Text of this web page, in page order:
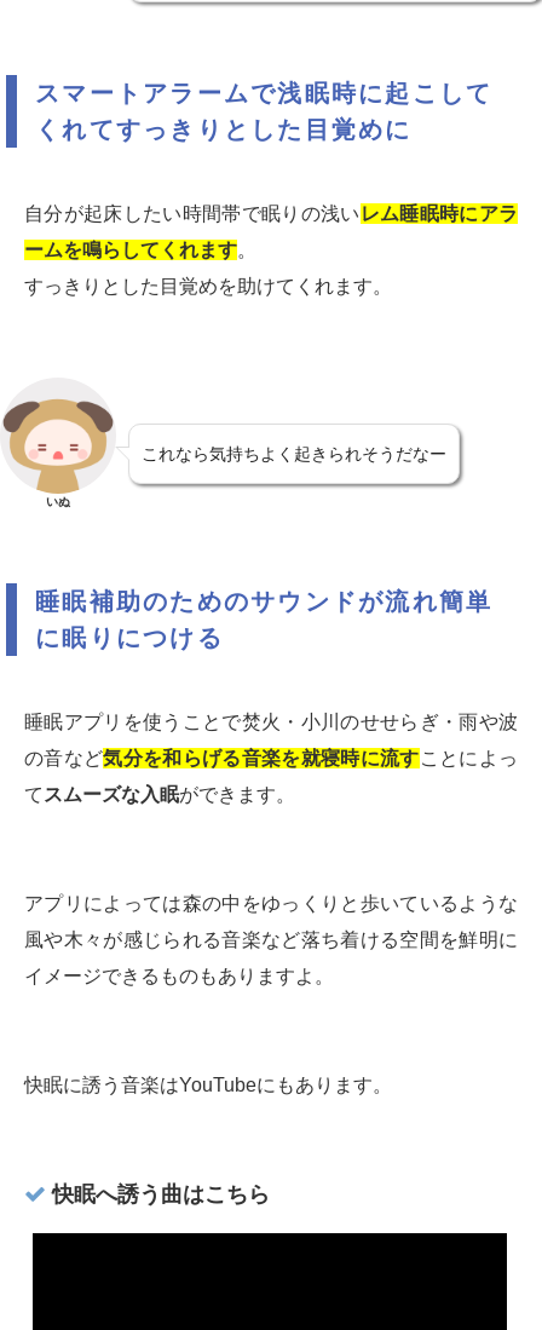
スマートアラームで浅眠時に起こして
くれてすっきりとした目覚めに
自分が起床したい時間帯で眠りの浅い レム睡眠時にアラ
ームを鳴らしてくれます。
すっきりとした目覚めを助けてくれます。
いぬ
これなら気持ちよく起きられそうだなー
睡眠補助のためのサウンドが流れ簡単
に眠りにつける
睡眠アプリを使うことで焚火・小川のせせらぎ・雨や波
の音など気分を和らげる音楽を就寝時に流すことによっ
て スムーズな入眠ができます。
アプリによっては森の中をゆっくりと歩いているような
風や木々が感じられる音楽など落ち着ける空間を鮮明に
イメージできるものもありますよ。
快眠に誘う音楽はYouTubeにもあります。
快眠へ誘う曲はこちら